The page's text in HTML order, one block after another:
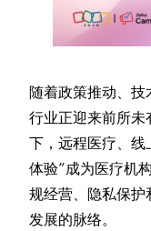
随着政策推动、
行业正迎来前所
下，远程医疗、线
体验”成为医疗机
规经营、隐私保护
发展的脉络。